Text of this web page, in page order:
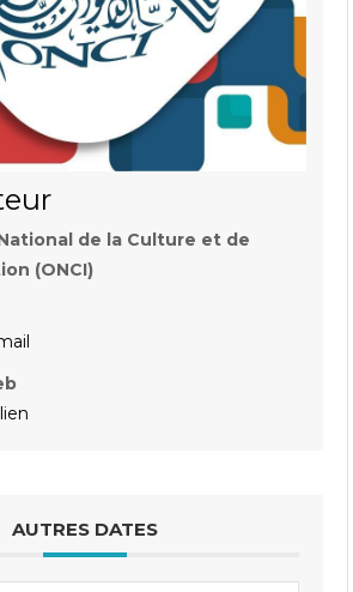
de la Culture et de
(ONCI)
AUTRES DATES